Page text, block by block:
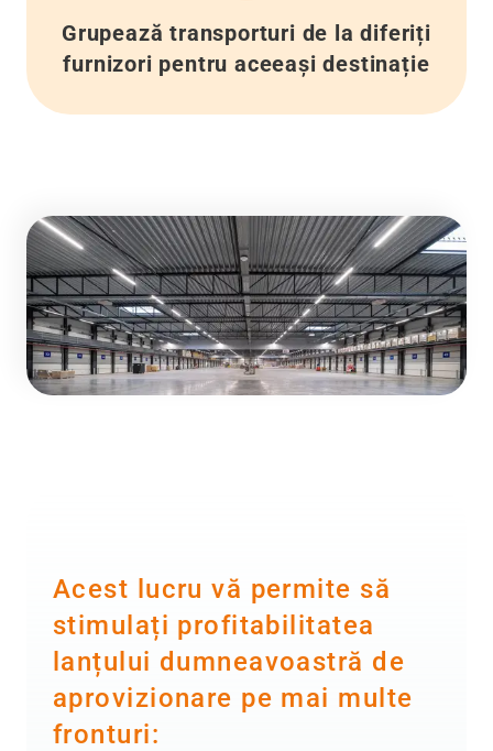
Grupează transporturi de la diferiți
furnizori pentru aceeași destinație
Acest lucru vă permite să
stimulați profitabilitatea
lanțului dumneavoastră de
aprovizionare pe mai multe
fronturi: